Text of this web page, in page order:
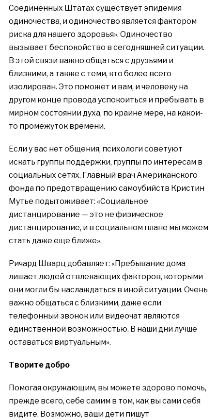
Соединенных Штатах существует эпидемия
одиночества, и одиночество является фактором
риска для нашего здоровья». Одиночество
вызывает беспокойство в сегодняшней ситуации.
В этой связи важно общаться с друзьями и
близкими, а также с теми, кто более всего
изолирован. Это поможет и вам, и человеку на
другом конце провода успокоиться и пребывать в
мирном состоянии духа, по крайне мере, на какой-
то промежуток времени.
Если у вас нет общения, психологи советуют
искать группы поддержки, группы по интересам в
социальных сетях. Главный врач Американского
фонда по предотвращению самоубийств Кристин
Мутье подытоживает: «Социальное
дистанцирование — это не физическое
дистанцирование, и в социальном плане мы можем
стать даже еще ближе».
Ричард Шварц добавляет: «Пребывание дома
лишает людей отвлекающих факторов, которыми
они могли бы наслаждаться в иной ситуации. Очень
важно общаться с близкими, даже если
телефонный звонок или видеочат являются
единственной возможностью. В наши дни лучше
оставаться виртуальным».
Творите добро
Помогая окружающим, вы можете здорово помочь,
прежде всего, себе самим в том, как вы сами себя
видите. Возможно, ваши дети пишут